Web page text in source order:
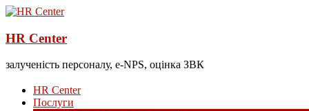
HR Center
залученість персоналу, e-NPS, оцінка ЗВК
HR Center
Послуги